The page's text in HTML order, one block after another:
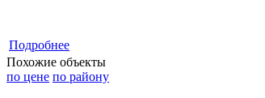
Подробнее
Похожие объекты
по цене по району